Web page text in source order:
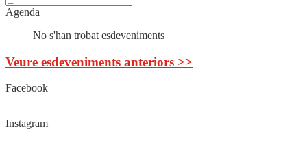
Agenda
No s'han trobat esdeveniments
Veure esdeveniments anteriors >>
Facebook
Instagram